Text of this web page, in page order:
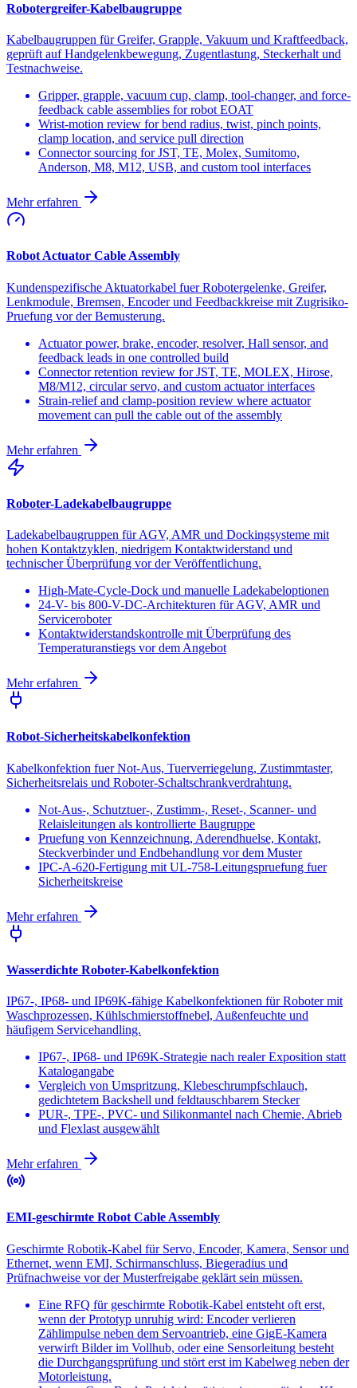
Robotergreifer-Kabelbaugruppe
Kabelbaugruppen für Greifer, Grapple, Vakuum und Kraftfeedback,
geprüft auf Handgelenkbewegung, Zugentlastung, Steckerhalt und
Testnachweise.
Gripper, grapple, vacuum cup, clamp, tool-changer, and force-
feedback cable assemblies for robot EOAT
Wrist-motion review for bend radius, twist, pinch points,
clamp location, and service pull direction
Connector sourcing for JST, TE, Molex, Sumitomo,
Anderson, M8, M12, USB, and custom tool interfaces
Mehr erfahren
Robot Actuator Cable Assembly
Kundenspezifische Aktuatorkabel fuer Robotergelenke, Greifer,
Lenkmodule, Bremsen, Encoder und Feedbackkreise mit Zugrisiko-
Pruefung vor der Bemusterung.
Actuator power, brake, encoder, resolver, Hall sensor, and
feedback leads in one controlled build
Connector retention review for JST, TE, MOLEX, Hirose,
M8/M12, circular servo, and custom actuator interfaces
Strain-relief and clamp-position review where actuator
movement can pull the cable out of the assembly
Mehr erfahren
Roboter-Ladekabelbaugruppe
Ladekabelbaugruppen für AGV, AMR und Dockingsysteme mit
hohen Kontaktzyklen, niedrigem Kontaktwiderstand und
technischer Überprüfung vor der Veröffentlichung.
High-Mate-Cycle-Dock und manuelle Ladekabeloptionen
24-V- bis 800-V-DC-Architekturen für AGV, AMR und
Serviceroboter
Kontaktwiderstandskontrolle mit Überprüfung des
Temperaturanstiegs vor dem Angebot
Mehr erfahren
Robot-Sicherheitskabelkonfektion
Kabelkonfektion fuer Not-Aus, Tuerverriegelung, Zustimmtaster,
Sicherheitsrelais und Roboter-Schaltschrankverdrahtung.
Not-Aus-, Schutztuer-, Zustimm-, Reset-, Scanner- und
Relaisleitungen als kontrollierte Baugruppe
Pruefung von Kennzeichnung, Aderendhuelse, Kontakt,
Steckverbinder und Endbehandlung vor dem Muster
IPC-A-620-Fertigung mit UL-758-Leitungspruefung fuer
Sicherheitskreise
Mehr erfahren
Wasserdichte Roboter-Kabelkonfektion
IP67-, IP68- und IP69K-fähige Kabelkonfektionen für Roboter mit
Waschprozessen, Kühlschmierstoffnebel, Außenfeuchte und
häufigem Servicehandling.
IP67-, IP68- und IP69K-Strategie nach realer Exposition statt
Katalogangabe
Vergleich von Umspritzung, Klebeschrumpfschlauch,
gedichtetem Backshell und feldtauschbarem Stecker
PUR-, TPE-, PVC- und Silikonmantel nach Chemie, Abrieb
und Flexlast ausgewählt
Mehr erfahren
EMI-geschirmte Robot Cable Assembly
Geschirmte Robotik-Kabel für Servo, Encoder, Kamera, Sensor und
Ethernet, wenn EMI, Schirmanschluss, Biegeradius und
Prüfnachweise vor der Musterfreigabe geklärt sein müssen.
Eine RFQ für geschirmte Robotik-Kabel entsteht oft erst,
wenn der Prototyp unruhig wird: Encoder verlieren
Zählimpulse neben dem Servoantrieb, eine GigE-Kamera
verwirft Bilder im Vollhub, oder eine Sensorleitung besteht
die Durchgangsprüfung und stört erst im Kabelweg neben der
Motorleistung.